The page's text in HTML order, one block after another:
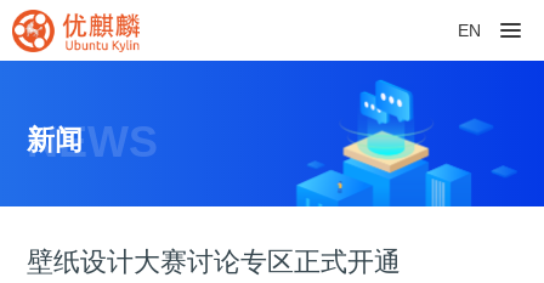
EN
NEWS
新闻
壁纸设计大赛讨论专区正式开通